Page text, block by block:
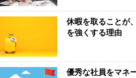
休暇を取ることが
を強くする理由
優秀な社員をマネ